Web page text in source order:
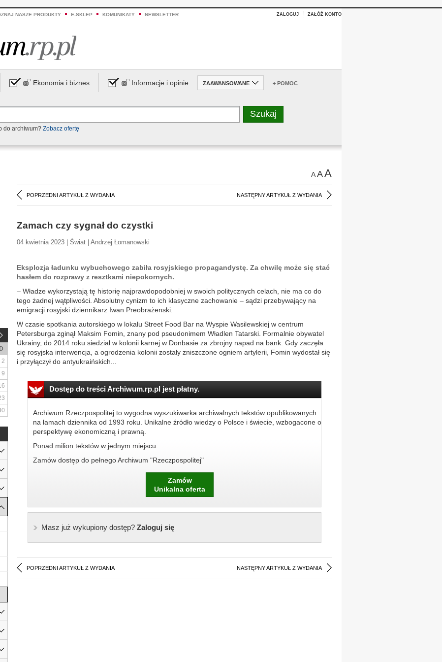
NASZE PRODUKTY E-SKLEP KOMUNIKATY NEWSLETTER ZALOGUJ ZAŁÓŻ KONTO
Ekonomia i biznes Informacje i opinie ZAAWANSOWANE + POMOC
do archiwum? Zobacz ofertę
AAA
POPRZEDNI ARTYKUŁ Z WYDANIA NASTĘPNY ARTYKUŁ Z WYDANIA
Zamach czy sygnał do czystki
04 kwietnia 2023 | Świat | Andrzej Łomanowski
Eksplozja ładunku wybuchowego zabiła rosyjskiego propagandystę. Za chwilę może się stać
hasłem do rozprawy z resztkami niepokornych.
– Władze wykorzystają tę historię najprawdopodobniej w swoich politycznych celach, nie ma co do
tego żadnej wątpliwości. Absolutny cynizm to ich klasyczne zachowanie – sądzi przebywający na
emigracji rosyjski dziennikarz Iwan Preobrażenski.
W czasie spotkania autorskiego w lokalu Street Food Bar na Wyspie Wasilewskiej w centrum
Petersburga zginął Maksim Fomin, znany pod pseudonimem Władlen Tatarski. Formalnie obywatel
Ukrainy, do 2014 roku siedział w kolonii karnej w Donbasie za zbrojny napad na bank. Gdy zaczęła
się rosyjska interwencja, a ogrodzenia kolonii zostały zniszczone ogniem artylerii, Fomin wydostał się
i przyłączył do antyukraińskich...
Dostęp do treści Archiwum.rp.pl jest płatny.
Archiwum Rzeczpospolitej to wygodna wyszukiwarka archiwalnych tekstów opublikowanych
na łamach dziennika od 1993 roku. Unikalne źródło wiedzy o Polsce i świecie, wzbogacone o
perspektywę ekonomiczną i prawną.
Ponad milion tekstów w jednym miejscu.
Zamów dostęp do pełnego Archiwum "Rzeczpospolitej"
Zamów
Unikalna oferta
Masz już wykupiony dostęp?Zaloguj się
POPRZEDNI ARTYKUŁ Z WYDANIA NASTĘPNY ARTYKUŁ Z WYDANIA
2
9